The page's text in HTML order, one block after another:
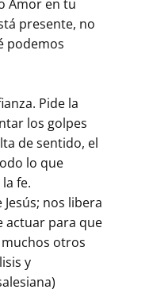
Amor en tu
presente, no
podemos
Pide la
los golpes
de sentido, el
lo que
fe.
nos libera
actuar para que
otros
y